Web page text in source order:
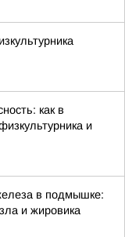
как в
и
в подмышке:
и жировика